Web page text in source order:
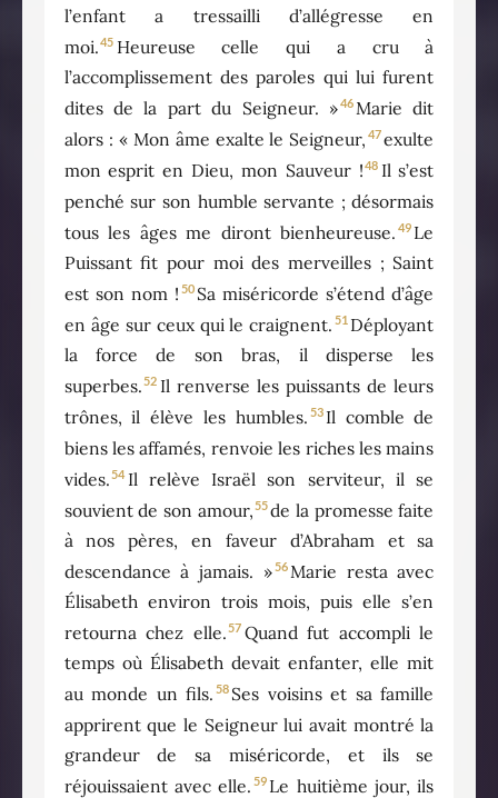
l’enfant a tressailli d’allégresse en
moi.45 Heureuse celle qui a cru à
l’accomplissement des paroles qui lui furent
dites de la part du Seigneur. »46Marie dit
alors : « Mon âme exalte le Seigneur, 47exulte
mon esprit en Dieu, mon Sauveur !48 Il s’est
penché sur son humble servante ; désormais
tous les âges me diront bienheureuse. 49 Le
Puissant fit pour moi des merveilles ; Saint
est son nom ! 50 Sa miséricorde s’étend d’âge
en âge sur ceux qui le craignent. 51 Déployant
la force de son bras, il disperse les
superbes.52 Il renverse les puissants de leurs
trônes, il élève les humbles. 53 Il comble de
biens les affamés, renvoie les riches les mains
vides. 54 Il relève Israël son serviteur, il se
souvient de son amour,55de la promesse faite
à nos pères, en faveur d’Abraham et sa
descendance à jamais. »56Marie resta avec
Élisabeth environ trois mois, puis elle s’en
retourna chez elle.57 Quand fut accompli le
temps où Élisabeth devait enfanter, elle mit
au monde un fils. 58 Ses voisins et sa famille
apprirent que le Seigneur lui avait montré la
grandeur de sa miséricorde, et ils se
réjouissaient avec elle. 59 Le huitième jour, ils